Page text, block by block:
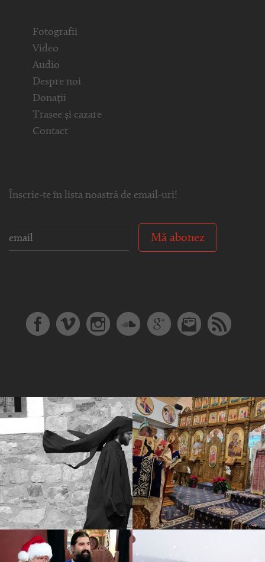
Fotografii
Video
Audio
Despre noi
Donații
Trasee și cazare
Contact
Înscrie-te în lista noastră de email-uri!
Mă abonez